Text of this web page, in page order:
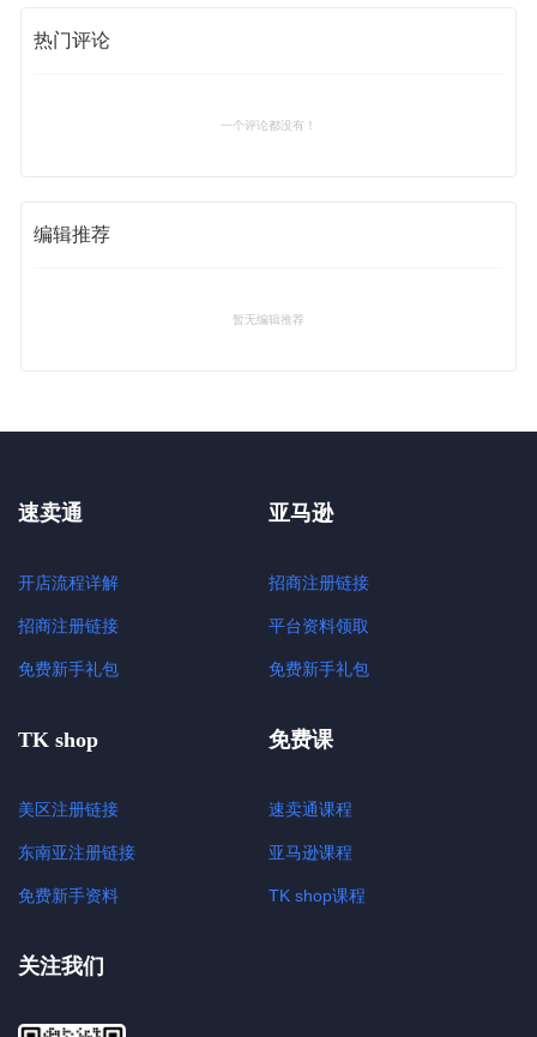
热门评论
一个评论都没有！
编辑推荐
暂无编辑推荐
速卖通
开店流程详解
招商注册链接
免费新手礼包
亚马逊
招商注册链接
平台资料领取
免费新手礼包
TK shop
美区注册链接
东南亚注册链接
免费新手资料
免费课
速卖通课程
亚马逊课程
TK shop课程
关注我们